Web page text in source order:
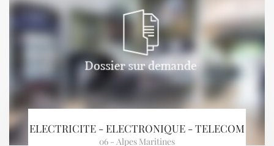
ELECTRICITE - ELECTRONIQUE - TELECOM
06 - Alpes Maritines